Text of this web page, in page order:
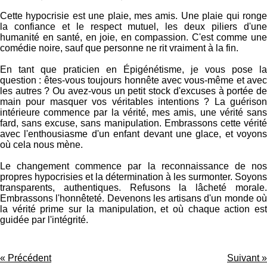
Cette hypocrisie est une plaie, mes amis. Une plaie qui ronge
la confiance et le respect mutuel, les deux piliers d'une
humanité en santé, en joie, en compassion. C'est comme une
comédie noire, sauf que personne ne rit vraiment à la fin.
En tant que praticien en Épigénétisme, je vous pose la
question : êtes-vous toujours honnête avec vous-même et avec
les autres ? Ou avez-vous un petit stock d'excuses à portée de
main pour masquer vos véritables intentions ? La guérison
intérieure commence par la vérité, mes amis, une vérité sans
fard, sans excuse, sans manipulation. Embrassons cette vérité
avec l'enthousiasme d'un enfant devant une glace, et voyons
où cela nous mène.
Le changement commence par la reconnaissance de nos
propres hypocrisies et la détermination à les surmonter. Soyons
transparents, authentiques. Refusons la lâcheté morale.
Embrassons l'honnêteté. Devenons les artisans d'un monde où
la vérité prime sur la manipulation, et où chaque action est
guidée par l'intégrité.
« Précédent Suivant»